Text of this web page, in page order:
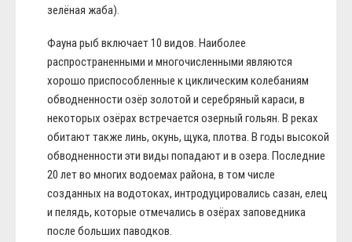
зелёная жаба).
Фауна рыб включает 10 видов. Наиболее
распространенными и многочисленными являются
хорошо приспособленные к циклическим колебаниям
обводненности озёр золотой и серебряный караси, в
некоторых озёрах встречается озерный гольян. В реках
обитают также линь, окунь, щука, плотва. В годы высокой
обводненности эти виды попадают и в озера. Последние
20 лет во многих водоемах района, в том числе
созданных на водотоках, интродуцировались сазан, елец
и пелядь, которые отмечались в озёрах заповедника
после больших паводков.